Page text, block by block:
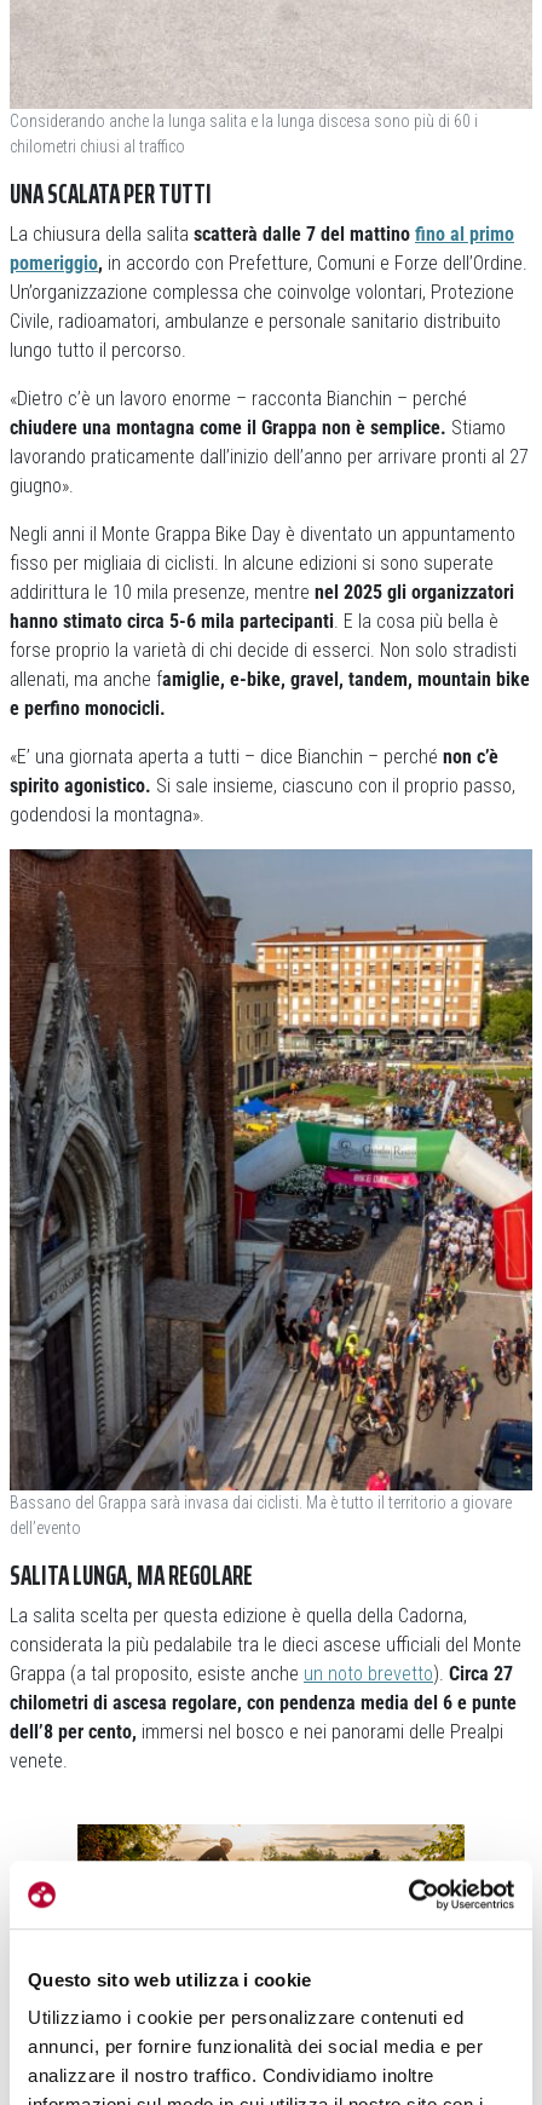
Questo sito web utilizza i cookie
Utilizziamo i cookie per personalizzare contenuti ed
annunci, per fornire funzionalità dei social media e per
analizzare il nostro traffico. Condividiamo inoltre
Considerando anche la lunga salita e la lunga discesa sono più di 60 i
chilometri chiusi al traffico
UNA SCALATA PER TUTTI
La chiusura della salita scatterà dalle 7 del mattino fino al primo
pomeriggio, in accordo con Prefetture, Comuni e Forze dell’Ordine.
Un’organizzazione complessa che coinvolge volontari, Protezione
Civile, radioamatori, ambulanze e personale sanitario distribuito
lungo tutto il percorso.
«Dietro c’è un lavoro enorme – racconta Bianchin – perché
chiudere una montagna come il Grappa non è semplice. Stiamo
lavorando praticamente dall’inizio dell’anno per arrivare pronti al 27
giugno».
Negli anni il Monte Grappa Bike Day è diventato un appuntamento
fisso per migliaia di ciclisti. In alcune edizioni si sono superate
addirittura le 10 mila presenze, mentre nel 2025 gli organizzatori
hanno stimato circa 5-6 mila partecipanti. E la cosa più bella è
forse proprio la varietà di chi decide di esserci. Non solo stradisti
allenati, ma anche famiglie, e-bike, gravel, tandem, mountain bike
e perfino monocicli.
«E’ una giornata aperta a tutti – dice Bianchin – perché non c’è
spirito agonistico. Si sale insieme, ciascuno con il proprio passo,
godendosi la montagna».
Bassano del Grappa sarà invasa dai ciclisti. Ma è tutto il territorio a giovare
dell’evento
SALITA LUNGA, MA REGOLARE
La salita scelta per questa edizione è quella della Cadorna,
considerata la più pedalabile tra le dieci ascese ufficiali del Monte
Grappa (a tal proposito, esiste anche un noto brevetto). Circa 27
chilometri di ascesa regolare, con pendenza media del 6 e punte
dell’8 per cento, immersi nel bosco e nei panorami delle Prealpi
venete.
«E’ la salita più lunga ma anche la più accessibile – spiega il
presidente – dopo i primi tornanti più impegnativi sale molto
regolare e permette davvero a tutti di arrivare in cima».